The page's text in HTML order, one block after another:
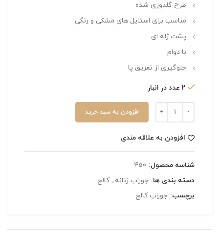
طرح گلدوزی شده
مناسب برای استایل های مشکی و رنگی
پشت ژله ای
با دوام
جلوگیری از تعریق پا
2 عدد در انبار
افزودن به سبد خرید
افزودن به علاقه مندی
شناسه محصول: 450
دسته بندی ها: جوراب زنانه , کالج
برچسب: جوراب کالج